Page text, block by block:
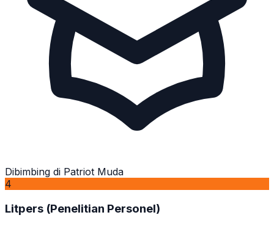
Dibimbing di Patriot Muda
4
Litpers (Penelitian Personel)